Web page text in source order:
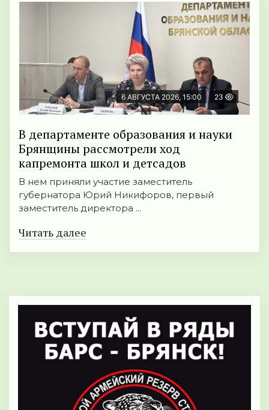
6 АВГУСТА 2026, 15:00 23
В департаменте образования и науки
Брянщины рассмотрели ход
капремонта школ и детсадов
В нем приняли участие заместитель
губернатора Юрий Никифоров, первый
заместитель директора ...
Читать далее